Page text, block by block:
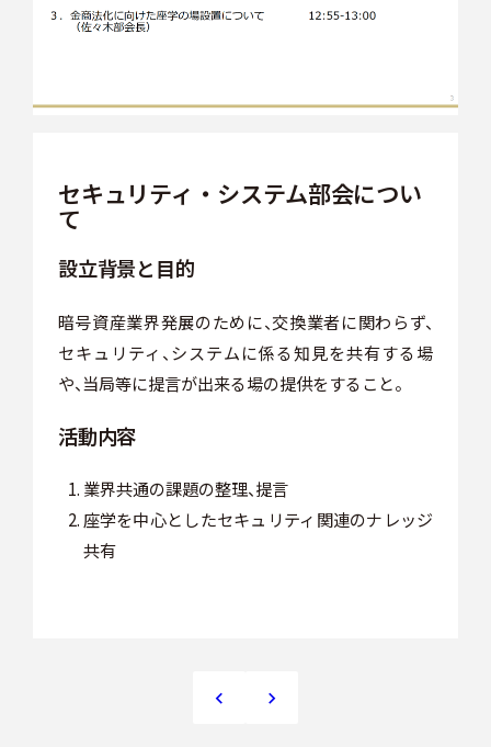
セキュリティ・システム部会につい
て
設立背景と目的
暗号資産業界発展のために、交換業者に関わらず、
セキュリティ、システムに係る知見を共有する場
や、当局等に提言が出来る場の提供をすること。
活動内容
業界共通の課題の整理、提言
座学を中心としたセキュリティ関連のナレッジ
共有